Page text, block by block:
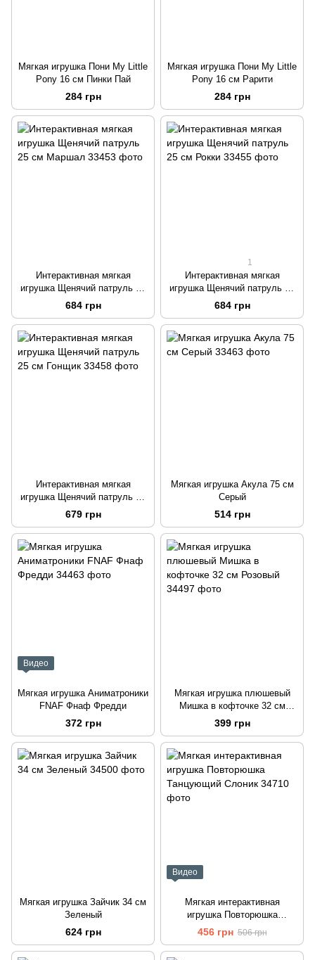
Мягкая игрушка Пони My Little
Pony 16 см Пинки Пай
284 грн
Мягкая игрушка Пони My Little
Pony 16 см Рарити
284 грн
Интерактивная мягкая
игрушка Щенячий патруль 25
см Маршал
684 грн
1
Интерактивная мягкая
игрушка Щенячий патруль 25
см Рокки
684 грн
Интерактивная мягкая
игрушка Щенячий патруль 25
см Гонщик
679 грн
Мягкая игрушка Акула 75 см
Серый
514 грн
Видео
Мягкая игрушка Аниматроники
FNAF Фнаф Фредди
372 грн
Мягкая игрушка плюшевый
Мишка в кофточке 32 см
Розовый
399 грн
Мягкая игрушка Зайчик 34 см
Зеленый
624 грн
Видео
Мягкая интерактивная
игрушка Повторюшка
Танцующий Слоник
456 грн 506 грн